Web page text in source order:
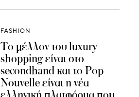
FASHION
Το μέλλον του luxury
shopping είναι στο
secondhand και το Pop
Nouvelle είναι η νέα